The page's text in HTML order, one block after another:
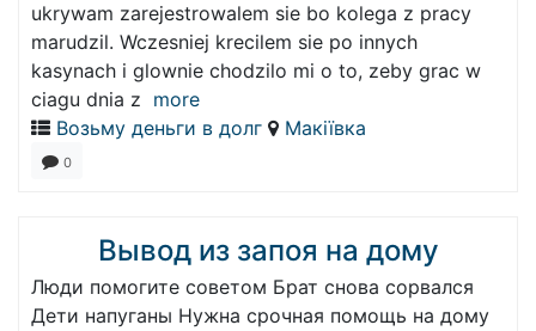
ukrywam zarejestrowalem sie bo kolega z pracy
marudzil. Wczesniej krecilem sie po innych
kasynach i glownie chodzilo mi o to, zeby grac w
ciagu dnia z more
Возьму деньги в долг
Макіївка
0
Вывод из запоя на дому
Люди помогите советом Брат снова сорвался
Дети напуганы Нужна срочная помощь на дому